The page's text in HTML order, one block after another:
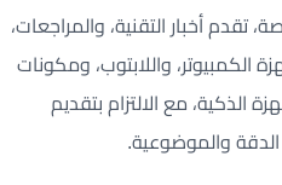
تقدم أخبار التقنية، والمراجعات،
الكمبيوتر، واللابتوب، ومكونات
الذكية، مع الالتزام بتقديم
والموضوعية.